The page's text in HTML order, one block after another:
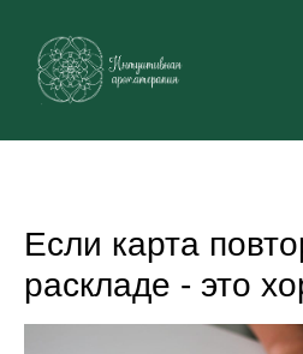
Если карта
раскладе - это